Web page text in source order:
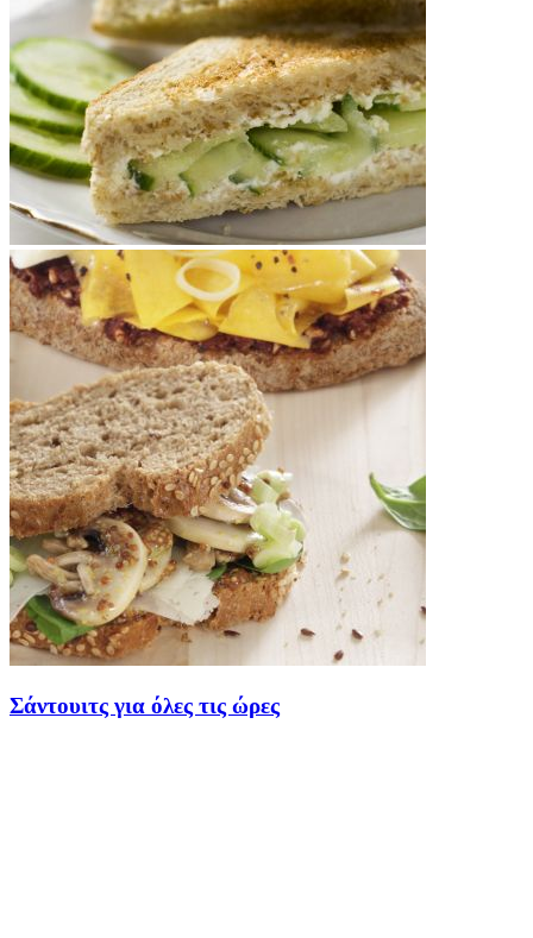
Σάντουιτς για όλες τις ώρες